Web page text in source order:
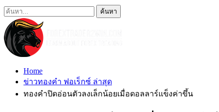
Home
ข่าวทองคำ ฟอเร็กซ์ ล่าสุด
ทองคำปิดอ่อนตัวลงเล็กน้อยเมื่อดอลลาร์แข็งค่าขึ้น